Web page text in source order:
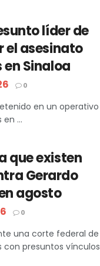
líder de
el asesinato
Sinaloa
0
en un operativo
...
que existen
Gerardo
agosto
0
una corte federal de
con presuntos vínculos